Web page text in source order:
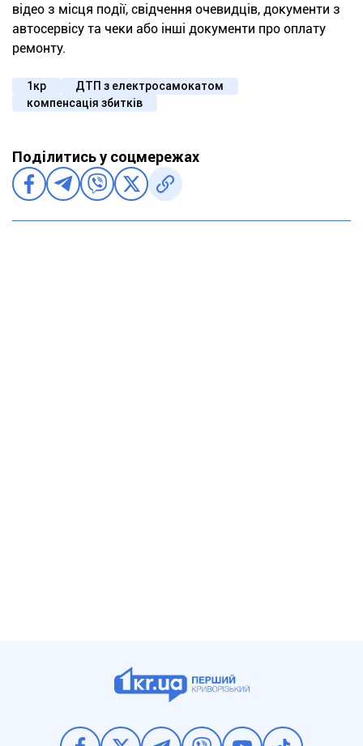
відео з місця події, свідчення очевидців, документи з
автосервісу та чеки або інші документи про оплату
ремонту.
1кр
ДТП з електросамокатом
компенсація збитків
Поділитись у соцмережах